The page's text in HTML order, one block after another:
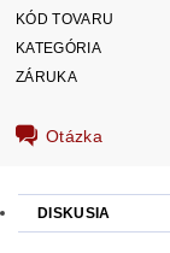
KÓD TOVARU
KATEGÓRIA
ZÁRUKA
Otázka
DISKUSIA